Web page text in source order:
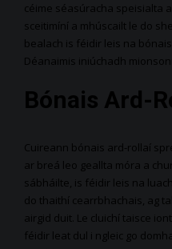
céime séasúracha speisialta
sceitimíní a mhúscailt le do
bealach is féidir leis na
Déanaimis iniúchadh
Bónais Ard-
Cuireann bónais ard-rollaí
ar breá leo geallta móra a
sábháilte, is féidir leis na
do thaithí cearrbhachais, ag
airgid duit. Le cluichí taisce
féidir leat dul i ngleic go